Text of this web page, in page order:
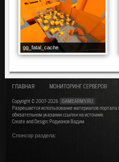
gg_fatal_cache
ГЛАВНАЯ МОНИТОРИНГ СЕРВЕРОВ
Copyright © 2007-2026
GAMEARMY.RU
Разрешается использование материалов портала
обязательном указании ссылки на источник
Create and Design: Родионов Вадим
Спонсор раздела: